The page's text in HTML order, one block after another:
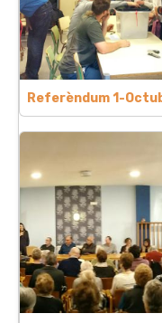
Referèndum 1-